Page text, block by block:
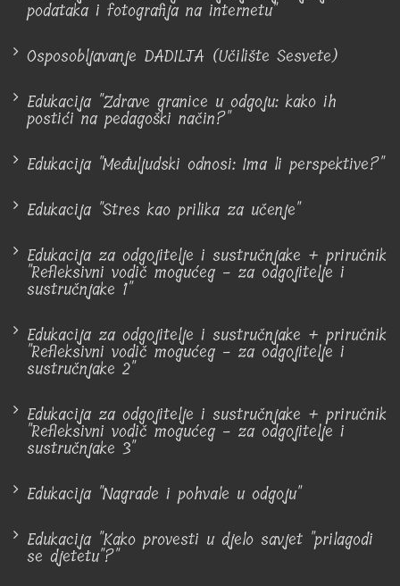
podataka i fotografija na internetu"
Osposobljavanje DADILJA (Učilište Sesvete)
Edukacija "Zdrave granice u odgoju: kako ih
postići na pedagoški način?"
Edukacija "Međuljudski odnosi: Ima li perspektive?"
Edukacija "Stres kao prilika za učenje"
Edukacija za odgojitelje i sustručnjake + priručnik
"Refleksivni vodič mogućeg - za odgojitelje i
sustručnjake 1"
Edukacija za odgojitelje i sustručnjake + priručnik
"Refleksivni vodič mogućeg - za odgojitelje i
sustručnjake 2"
Edukacija za odgojitelje i sustručnjake + priručnik
"Refleksivni vodič mogućeg - za odgojitelje i
sustručnjake 3"
Edukacija "Nagrade i pohvale u odgoju"
Edukacija "Kako provesti u djelo savjet "prilagodi
se djetetu"?"